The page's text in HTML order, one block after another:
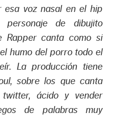
esa voz nasal en el hip
de dibujito
Rapper canta como si
humo del porro todo el
La producción tiene
sobre los que canta
ácido y vender
de palabras muy